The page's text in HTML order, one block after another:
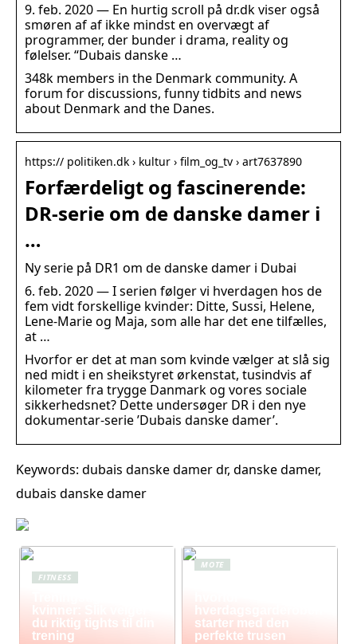
9. feb. 2020 — En hurtig scroll på dr.dk viser også
smøren af af ikke mindst en overvægt af
programmer, der bunder i drama, reality og
følelser. “Dubais danske …
348k members in the Denmark community. A
forum for discussions, funny tidbits and news
about Denmark and the Danes.
https:// politiken.dk › kultur › film_og_tv › art7637890
Forfærdeligt og fascinerende:
DR-serie om de danske damer i
…
Ny serie på DR1 om de danske damer i Dubai
6. feb. 2020 — I serien følger vi hverdagen hos de
fem vidt forskellige kvinder: Ditte, Sussi, Helene,
Lene-Marie og Maja, som alle har det ene tilfælles,
at …
Hvorfor er det at man som kvinde vælger at slå sig
ned midt i en sheikstyret ørkenstat, tusindvis af
kilometer fra trygge Danmark og vores sociale
sikkerhedsnet? Dette undersøger DR i den nye
dokumentar-serie ’Dubais danske damer’.
Keywords: dubais danske damer dr, danske damer,
dubais danske damer
FITNESS
kvinner: Slik velger
du riktig tights til din
trening
MOTE
hverdagsgarderoben
starter med den
perfekte trusen